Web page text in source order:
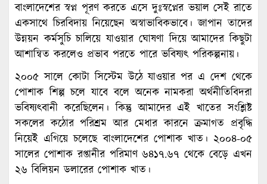
বাংলাদেশের স্বপ্ন পূরণ করতে এসে দুঃস্বপ্নের ভয়াল সেই রাতে
একসাথে চিরবিদায় নিয়েছেন অস্বাভাবিকভাবে। জাপান তাদের
উন্নয়ন কর্মসুচি চালিয়ে যাওয়ার ঘোষণা দিয়ে আমাদের কিছুটা
আশান্বিত করলেও প্রভাব পরতে পারে ভবিষ্যৎ পরিকল্পনায়।
২০০৫ সালে কোটা সিস্টেম উঠে যাওয়ার পর এ দেশ থেকে
পোশাক শিল্প চলে যাবে বলে অনেক নামকরা অর্থনীতিবিদরা
ভবিষ্যৎবানী করেছিলেন। কিন্তু আমাদের এই খাতের সংশ্লিষ্ট
সকলের কঠোর পরিশ্রম আর মেধার কারনে ক্রমাগত প্রবৃদ্ধি
নিয়েই এগিয়ে চলেছে বাংলাদেশের পোশাক খাত। ২০০৪-০৫
সালের পোশাক রপ্তানীর পরিমাণ ৬৪১৭.৬৭ থেকে বেড়ে এখন
২৬ বিলিয়ন ডলারের পোশাক খাত।